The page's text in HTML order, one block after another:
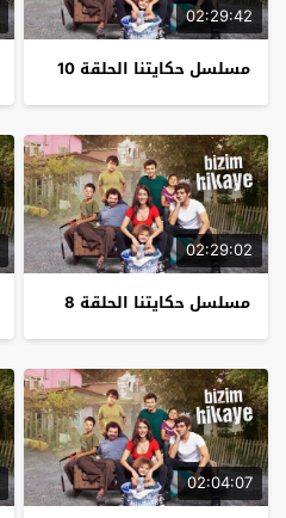
02:29:42
مسلسل حكايتنا الحلقة 10
02:29:02
مسلسل حكايتنا الحلقة 8
02:04:07